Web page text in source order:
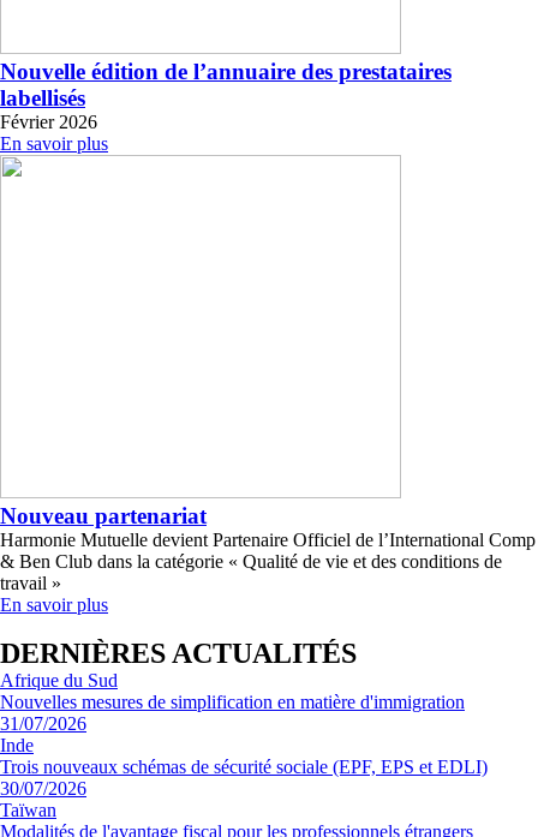
Nouvelle édition de l’annuaire des prestataires
labellisés
Février 2026
En savoir plus
Nouveau partenariat
Harmonie Mutuelle devient Partenaire Officiel de l’International Comp
& Ben Club dans la catégorie « Qualité de vie et des conditions de
travail »
En savoir plus
DERNIÈRES ACTUALITÉS
Afrique du Sud
Nouvelles mesures de simplification en matière d'immigration
31/07/2026
Inde
Trois nouveaux schémas de sécurité sociale (EPF, EPS et EDLI)
30/07/2026
Taïwan
Modalités de l'avantage fiscal pour les professionnels étrangers